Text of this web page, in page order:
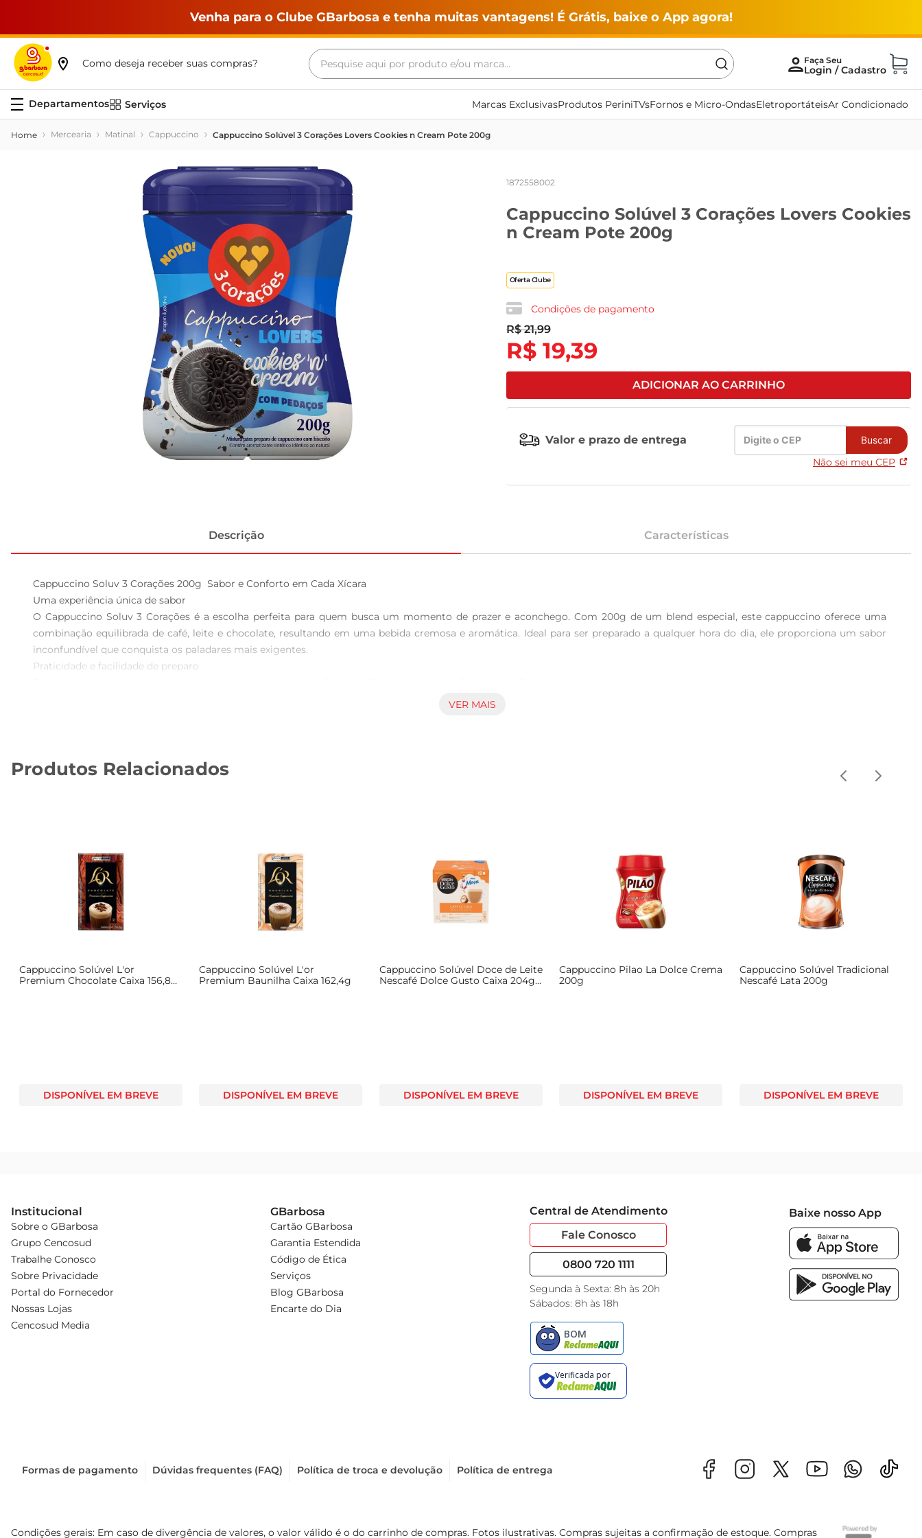
Venha para o Clube GBarbosa e tenha muitas vantagens! É Grátis, baixe o App agora!
Como deseja receber suas compras?
Pesquise aqui por produto e/ou marca...
Serviços Marcas ExclusivasProdutos PeriniTVsFornos e Micro-OndasEletroportáteisAr Condicionado
Mercearia Matinal Cappuccino Cappuccino Solúvel 3 Corações Lovers Cookies n Cream Pote 200g
1872558002
Cappuccino Solúvel 3 Corações Lovers Cookies
n Cream Pote 200g
Oferta Clube
Condições de pagamento
R$ 21,99
R$ 19,39
ADICIONAR AO CARRINHO
Valor e prazo de entrega Buscar
Não sei meu CEP
Descrição Características
Cappuccino Soluv 3 Corações 200g  Sabor e Conforto em Cada Xícara
Uma experiência única de sabor
O Cappuccino Soluv 3 Corações é a escolha perfeita para quem busca um momento de prazer e aconchego. Com 200g de um blend especial, este cappuccino oferece uma
combinação equilibrada de café, leite e chocolate, resultando em uma bebida cremosa e aromática. Ideal para ser preparado a qualquer hora do dia, ele proporciona um sabor
inconfundível que conquista os paladares mais exigentes.
Praticidade e facilidade de preparo
leite. Em poucos minutos, você terá uma bebida deliciosa e reconfortante, perfeita para acompanhar um momento de descanso ou uma conversa entre amigos. Sua praticidade
qualquer momento. Experimente também adicionar um toque especial, como canela ou chocolate em pó, para personalizar ainda mais sua bebida. Além disso, é uma ótima
Com o Cappuccino Soluv 3 Corações, você transforma simples momentos em experiências memoráveis. Desfrute do sabor rico e da cremosidade que só um bom cappuccino
pode oferecer. Seja para relaxar após um dia cansativo ou para compartilhar com amigos, este produto é a companhia ideal para aquecer o coração e alegrar o dia.
VER MAIS
Produtos Relacionados
Cappuccino Solúvel L'or
Premium Chocolate Caixa 156,8g
DISPONÍVEL EM BREVE
Cappuccino Solúvel L'or
Premium Baunilha Caixa 162,4g
DISPONÍVEL EM BREVE
Cappuccino Solúvel Doce de Leite
Nescafé Dolce Gusto Caixa 204g
DISPONÍVEL EM BREVE
Cappuccino Pilao La Dolce Crema
200g
DISPONÍVEL EM BREVE
Cappuccino Solúvel Tradicional
Nescafé Lata 200g
DISPONÍVEL EM BREVE
Institucional
Sobre o GBarbosa
Grupo Cencosud
Trabalhe Conosco
Sobre Privacidade
Portal do Fornecedor
Nossas Lojas
Cencosud Media
GBarbosa
Cartão GBarbosa
Garantia Estendida
Código de Ética
Serviços
Blog GBarbosa
Encarte do Dia
Central de Atendimento
Fale Conosco
0800 720 1111
Segunda à Sexta: 8h às 20h
Sábados: 8h às 18h
Baixe nosso App
Formas de pagamento Dúvidas frequentes (FAQ) Política de troca e devolução Política de entrega
Condições gerais: Em caso de divergência de valores, o valor válido é o do carrinho de compras. Fotos ilustrativas. Compras sujeitas a confirmação de estoque. Compras
Termos mais buscados
maquina lavar
café
cerveja
frango
leite
vinho
leite pó
tv